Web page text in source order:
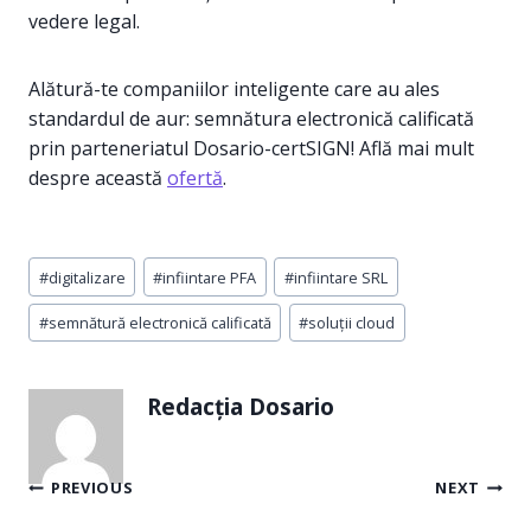
vedere legal.
Alătură-te companiilor inteligente care au ales
standardul de aur: semnătura electronică calificată
prin parteneriatul Dosario-certSIGN! Află mai mult
despre această ofertă.
Post
Tags:
#digitalizare #infiintare PFA #infiintare SRL
#semnătură electronică calificată #soluții cloud
Redacția Dosario
Navigare
PREVIOUS NEXT